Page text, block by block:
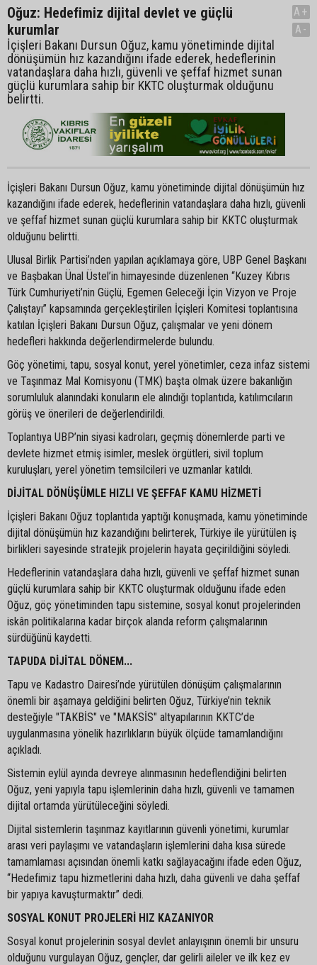
Oğuz: Hedefimiz dijital devlet ve güçlü
kurumlar
İçişleri Bakanı Dursun Oğuz, kamu yönetiminde dijital
dönüşümün hız kazandığını ifade ederek, hedeflerinin
vatandaşlara daha hızlı, güvenli ve şeffaf hizmet sunan
güçlü kurumlara sahip bir KKTC oluşturmak olduğunu
belirtti.
A+
A-
İçişleri Bakanı Dursun Oğuz, kamu yönetiminde dijital dönüşümün hız
kazandığını ifade ederek, hedeflerinin vatandaşlara daha hızlı, güvenli
ve şeffaf hizmet sunan güçlü kurumlara sahip bir KKTC oluşturmak
olduğunu belirtti.
Ulusal Birlik Partisi’nden yapılan açıklamaya göre, UBP Genel Başkanı
ve Başbakan Ünal Üstel’in himayesinde düzenlenen “Kuzey Kıbrıs
Türk Cumhuriyeti’nin Güçlü, Egemen Geleceği İçin Vizyon ve Proje
Çalıştayı” kapsamında gerçekleştirilen İçişleri Komitesi toplantısına
katılan İçişleri Bakanı Dursun Oğuz, çalışmalar ve yeni dönem
hedefleri hakkında değerlendirmelerde bulundu.
Göç yönetimi, tapu, sosyal konut, yerel yönetimler, ceza infaz sistemi
ve Taşınmaz Mal Komisyonu (TMK) başta olmak üzere bakanlığın
sorumluluk alanındaki konuların ele alındığı toplantıda, katılımcıların
görüş ve önerileri de değerlendirildi.
Toplantıya UBP’nin siyasi kadroları, geçmiş dönemlerde parti ve
devlete hizmet etmiş isimler, meslek örgütleri, sivil toplum
kuruluşları, yerel yönetim temsilcileri ve uzmanlar katıldı.
DİJİTAL DÖNÜŞÜMLE HIZLI VE ŞEFFAF KAMU HİZMETİ
İçişleri Bakanı Oğuz toplantıda yaptığı konuşmada, kamu yönetiminde
dijital dönüşümün hız kazandığını belirterek, Türkiye ile yürütülen iş
birlikleri sayesinde stratejik projelerin hayata geçirildiğini söyledi.
Hedeflerinin vatandaşlara daha hızlı, güvenli ve şeffaf hizmet sunan
güçlü kurumlara sahip bir KKTC oluşturmak olduğunu ifade eden
Oğuz, göç yönetiminden tapu sistemine, sosyal konut projelerinden
iskân politikalarına kadar birçok alanda reform çalışmalarının
sürdüğünü kaydetti.
TAPUDA DİJİTAL DÖNEM...
Tapu ve Kadastro Dairesi’nde yürütülen dönüşüm çalışmalarının
önemli bir aşamaya geldiğini belirten Oğuz, Türkiye’nin teknik
desteğiyle "TAKBİS" ve "MAKSİS" altyapılarının KKTC’de
uygulanmasına yönelik hazırlıkların büyük ölçüde tamamlandığını
açıkladı.
Sistemin eylül ayında devreye alınmasının hedeflendiğini belirten
Oğuz, yeni yapıyla tapu işlemlerinin daha hızlı, güvenli ve tamamen
dijital ortamda yürütüleceğini söyledi.
Dijital sistemlerin taşınmaz kayıtlarının güvenli yönetimi, kurumlar
arası veri paylaşımı ve vatandaşların işlemlerini daha kısa sürede
tamamlaması açısından önemli katkı sağlayacağını ifade eden Oğuz,
“Hedefimiz tapu hizmetlerini daha hızlı, daha güvenli ve daha şeffaf
bir yapıya kavuşturmaktır” dedi.
SOSYAL KONUT PROJELERİ HIZ KAZANIYOR
Sosyal konut projelerinin sosyal devlet anlayışının önemli bir unsuru
olduğunu vurgulayan Oğuz, gençler, dar gelirli aileler ve ilk kez ev